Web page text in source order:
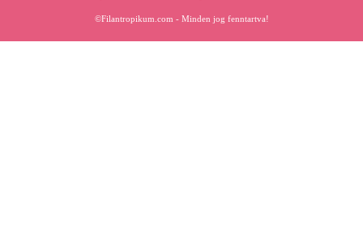
©Filantropikum.com - Minden jog fenntartva!